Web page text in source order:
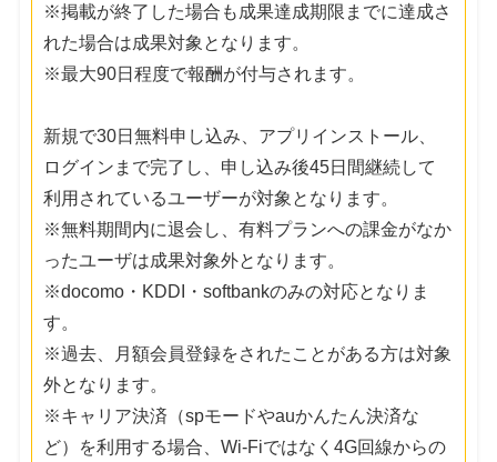
※掲載が終了した場合も成果達成期限までに達成さ
れた場合は成果対象となります。
※最大90日程度で報酬が付与されます。
新規で30日無料申し込み、アプリインストール、
ログインまで完了し、申し込み後45日間継続して
利用されているユーザーが対象となります。
※無料期間内に退会し、有料プランへの課金がなか
ったユーザは成果対象外となります。
※docomo・KDDI・softbankのみの対応となりま
す。
※過去、月額会員登録をされたことがある方は対象
外となります。
※キャリア決済（spモードやauかんたん決済な
ど）を利用する場合、Wi-Fiではなく4G回線からの